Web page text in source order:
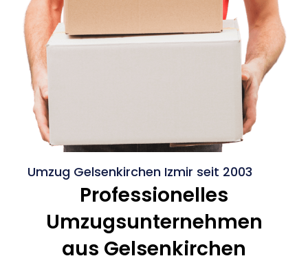
Umzug Gelsenkirchen Izmir seit 2003
Professionelles
Umzugsunternehmen
aus Gelsenkirchen